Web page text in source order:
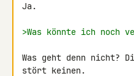
Ja.
>Was könnte ich noch
Was geht denn nicht?
stört keinen.